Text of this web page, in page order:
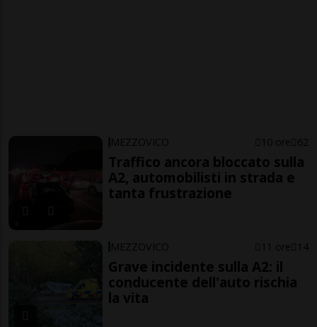
MEZZOVICO 10 ore 62
Traffico ancora bloccato sulla
A2, automobilisti in strada e
tanta frustrazione
MEZZOVICO 11 ore 14
Grave incidente sulla A2: il
conducente dell'auto rischia
la vita